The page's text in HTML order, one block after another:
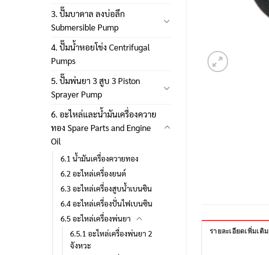
3. ปั๊มบาดาล ลงบ่อลึก
Submersible Pump
4. ปั๊มน้ำหอยโข่ง Centrifugal
Pumps
5. ปั๊มพ่นยา 3 สูบ 3 Piston
Sprayer Pump
6. อะไหล่และน้ำมันเครื่องควาย
ทอง Spare Parts and Engine
Oil
6.1 น้ำมันเครื่องควายทอง
6.2 อะไหล่เครื่องยนต์
6.3 อะไหล่เครื่องสูบน้ำเบนซิน
6.4 อะไหล่เครื่องปั่นไฟเบนซิน
6.5 อะไหล่เครื่องพ่นยา
6.5.1 อะไหล่เครื่องพ่นยา 2
จังหวะ
รายละเอียดเพิ่มเติม